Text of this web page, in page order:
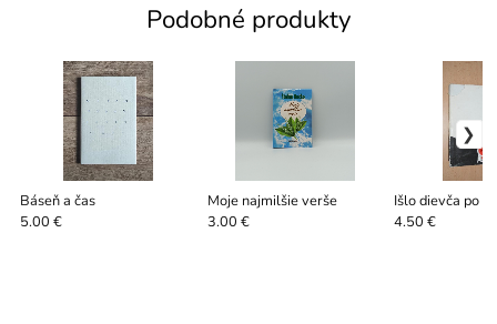
Podobné produkty
Báseň a čas
5.00 €
Moje najmilšie verše
3.00 €
Išlo dievča po
4.50 €